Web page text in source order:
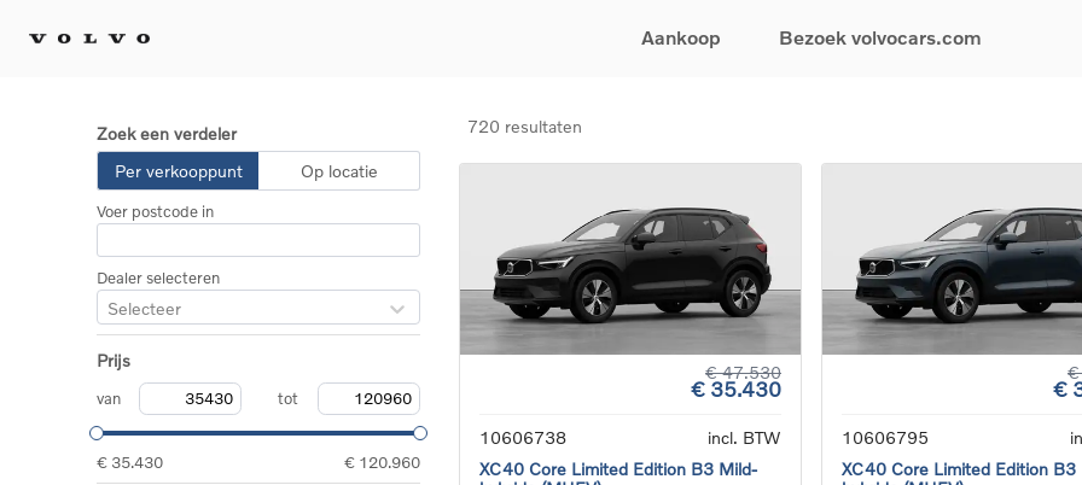
Aankoop
EX40
EC40
EX90
ES90
XC40
Plug-inhybride auto's
Mild hybrid auto's
Break
Sedan
Bezoek volvocars.com
Tijdelijke aanbiedingen
Gecertificeerde
tweedehandswagens
Fleet & Bedrijfswagens
Diplomatic & Special sales
Verzekeringen
Onderhoud &
Overname van uw
Volvo Support
Garantie
24/7
Zoek een verdeler
Per verkooppunt
Op locatie
Voer postcode in
Dealer selecteren
Selecteer
Prijs
van tot
€ 35.430 € 120.960
720 resultaten
€ 47.530
€ 35.430
10606738
incl. BTW
XC40 Core Limited Edition B3 Mild-
€
€
10606795
XC40 Core Limited Edition B3